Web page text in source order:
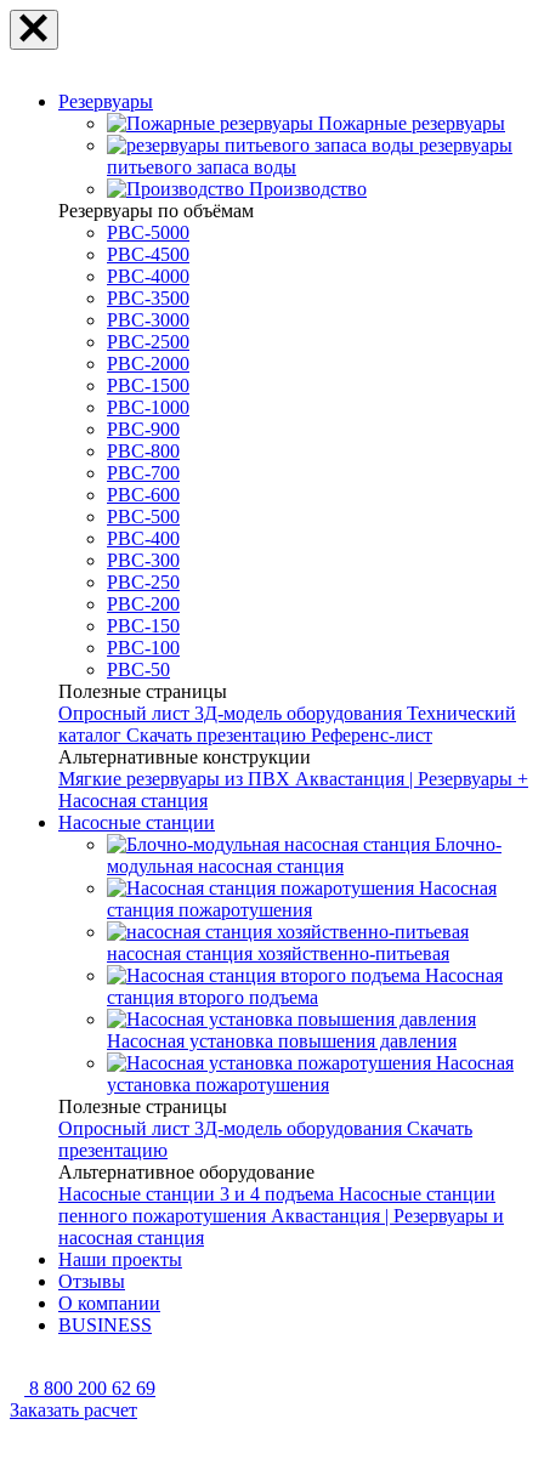
Резервуары
Пожарные резервуары
резервуары
питьевого запаса воды
Производство
Резервуары по объёмам
РВС-5000
РВС-4500
РВС-4000
РВС-3500
РВС-3000
РВС-2500
РВС-2000
РВС-1500
РВС-1000
РВС-900
РВС-800
РВС-700
РВС-600
РВС-500
РВС-400
РВС-300
РВС-250
РВС-200
РВС-150
РВС-100
РВС-50
Полезные страницы
Опросный лист 3Д-модель оборудования Технический
каталог Скачать презентацию Референс-лист
Альтернативные конструкции
Мягкие резервуары из ПВХ Аквастанция | Резервуары +
Насосная станция
Насосные станции
Блочно-
модульная насосная станция
Насосная
станция пожаротушения
насосная станция хозяйственно-питьевая
Насосная
станция второго подъема
Насосная установка повышения давления
Насосная
установка пожаротушения
Полезные страницы
Опросный лист 3Д-модель оборудования Скачать
презентацию
Альтернативное оборудование
Насосные станции 3 и 4 подъема Насосные станции
пенного пожаротушения Аквастанция | Резервуары и
насосная станция
Наши проекты
Отзывы
О компании
BUSINESS
8 800 200 62 69
Заказать расчет